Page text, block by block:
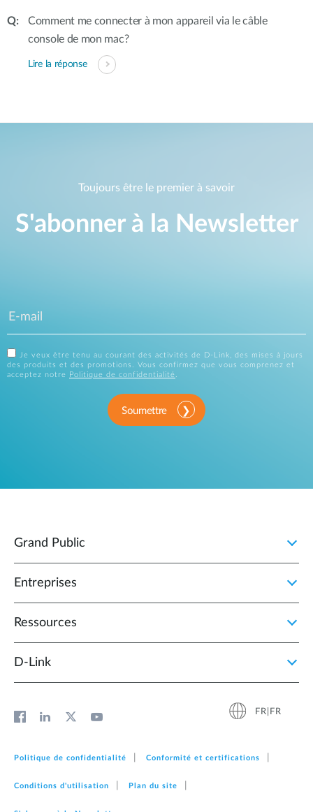
Comment me connecter à mon appareil via le câble
console de mon mac?
Lire la réponse
Toujours être le premier à savoir
S'abonner à la Newsletter
Je veux être tenu au courant des activités de D-Link, des mises à jours
des produits et des promotions. Vous confirmez que vous comprenez et
acceptez notre
Politique de confidentialité.
Soumettre
Grand Public
Entreprises
Ressources
D‑Link
FR|FR
Politique de confidentialité Conformité et certifications
Conditions d'utilisation Plan du site